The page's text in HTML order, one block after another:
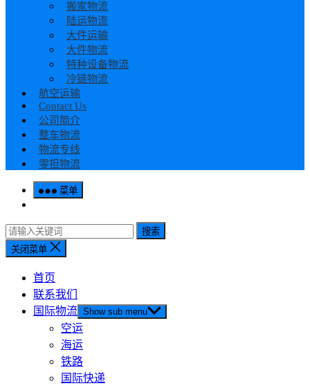
搬家物流
陆运物流
大件运输
大件物流
特种设备物流
冷链物流
航空运输
Contact Us
公司简介
整车物流
物流专线
零担物流
菜单
搜索
关闭菜单
首页
联系我们
国际物流 Show sub menu
空运
海运
铁路
国际快递